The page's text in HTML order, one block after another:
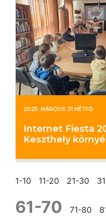
2025. MÁRCIUS 31 HÉTFŐ
Internet Fiesta
Keszthely
1-10 11-20 21-30
61-70 71-80